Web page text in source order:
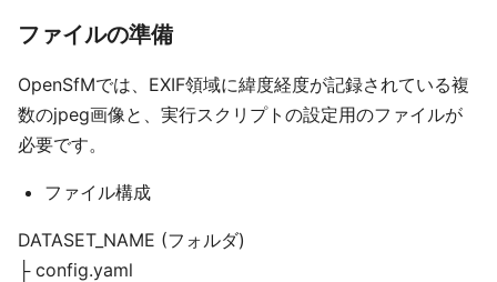
ファイルの準備
OpenSfMでは、EXIF領域に緯度経度が記録されている複
数のjpeg画像と、実行スクリプトの設定用のファイルが
必要です。
ファイル構成
DATASET_NAME (フォルダ)
├ config.yaml